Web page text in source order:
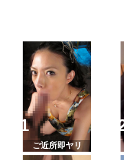
ご近所即ヤリ